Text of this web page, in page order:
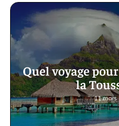
Quel voyage
la
11 mars